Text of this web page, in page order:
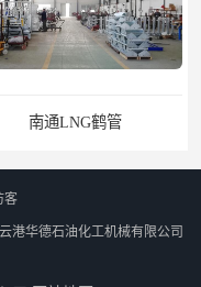
南通LNG鹤管
客
港华德石油化工机械有限公司